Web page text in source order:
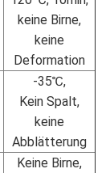
keine Birne,
keine
Deformation
-35℃,
Kein Spalt,
keine
Abblätterung
Keine Birne,